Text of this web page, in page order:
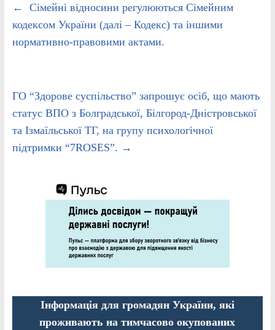
←
Сімейні відносини регулюються Сімейним
кодексом України (далі – Кодекс) та іншими
нормативно-правовими актами.
ГО “Здорове суспільство” запрошує осіб, що мають
статус ВПО з Болградської, Білгород-Дністровської
та Ізмаїльської ТГ, на групу психологічної
підтримки “7ROSES”. →
Інформація для громадян України, які
проживають на тимчасово окупованих